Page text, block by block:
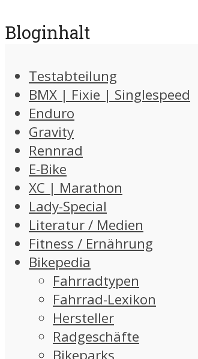
Bloginhalt
Testabteilung
BMX | Fixie | Singlespeed
Enduro
Gravity
Rennrad
E-Bike
XC | Marathon
Lady-Special
Literatur / Medien
Fitness / Ernährung
Bikepedia
Fahrradtypen
Fahrrad-Lexikon
Hersteller
Radgeschäfte
Bikeparks